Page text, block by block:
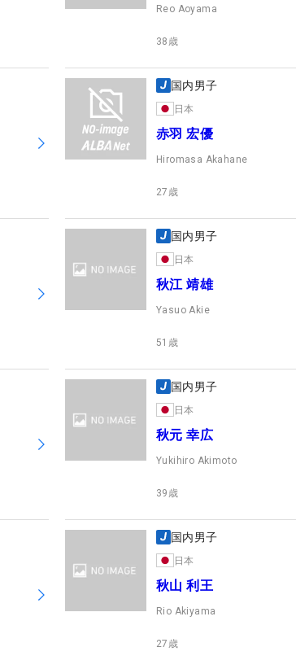
Reo Aoyama
38 歳
国内男子
日本
赤羽 宏優
Hiromasa Akahane
27 歳
国内男子
日本
秋江 靖雄
Yasuo Akie
51 歳
国内男子
日本
秋元 幸広
Yukihiro Akimoto
39 歳
国内男子
日本
秋山 利王
Rio Akiyama
27 歳